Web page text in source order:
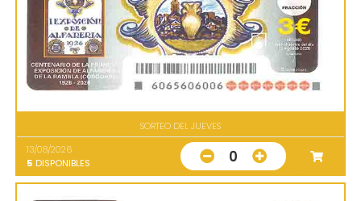
SORTEO DEL JUEVES
13/08/2026
5 DISPONIBLES 0